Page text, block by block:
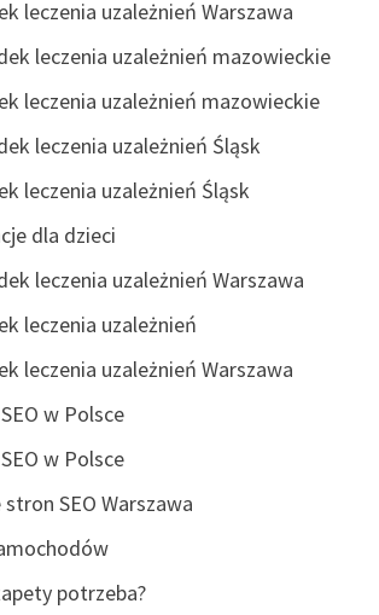
leczenia uzależnień Warszawa
leczenia uzależnień mazowieckie
leczenia uzależnień mazowieckie
leczenia uzależnień Śląsk
leczenia uzależnień Śląsk
dla dzieci
leczenia uzależnień Warszawa
leczenia uzależnień
leczenia uzależnień Warszawa
w Polsce
w Polsce
SEO Warszawa
potrzeba?